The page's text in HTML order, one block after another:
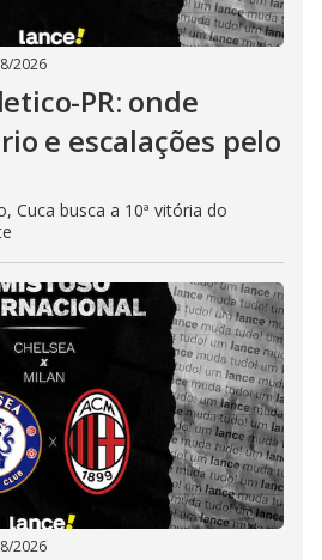
2026
PR: onde
e escalações pelo
Cuca busca a 10ª vitória do
2026